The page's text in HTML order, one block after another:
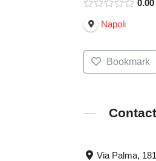
0.00
Napoli
Bookmark
Via Palma,